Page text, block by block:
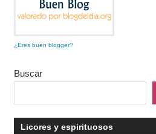
¿Eres buen blogger?
Buscar
Licores y espirituosos